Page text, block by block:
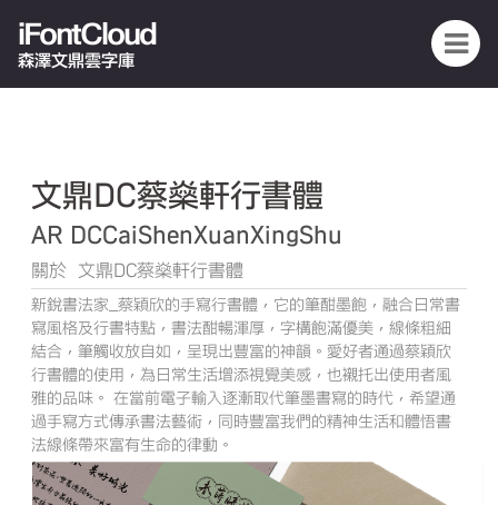
iFontCloud
森澤文鼎雲字庫
文鼎DC蔡燊軒行書體
AR DCCaiShenXuanXingShu
關於 文鼎DC蔡燊軒行書體
新銳書法家_蔡穎欣的手寫行書體，它的筆酣墨飽，融合日常書
寫風格及行書特點，書法酣暢渾厚，字構飽滿優美，線條粗細
結合，筆觸收放自如，呈現出豐富的神韻。愛好者通過蔡穎欣
行書體的使用，為日常生活增添視覺美感，也襯托出使用者風
雅的品味。 在當前電子輸入逐漸取代筆墨書寫的時代，希望通
過手寫方式傳承書法藝術，同時豐富我們的精神生活和體悟書
法線條帶來富有生命的律動。